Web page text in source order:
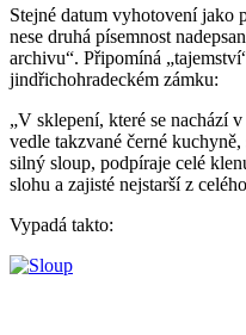
Stejné datum vyhotovení jako
nese druhá písemnost
archivu“. Připomíná
jindřichohradeckém zámku:
„V sklepení, které se nachází
vedle takzvané černé
silný sloup, podpíraje celé
slohu a zajisté nejstarší z
Vypadá takto: